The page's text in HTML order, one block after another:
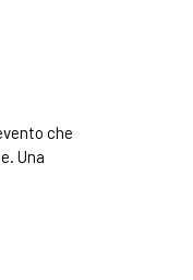
che
Una